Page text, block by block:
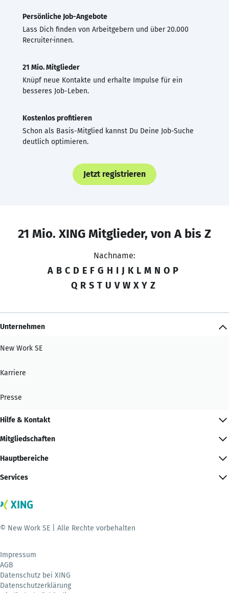
Persönliche Job-Angebote
Lass Dich finden von Arbeitgebern und über 20.000
Recruiter·innen.
21 Mio. Mitglieder
Knüpf neue Kontakte und erhalte Impulse für ein
besseres Job-Leben.
Kostenlos profitieren
Schon als Basis-Mitglied kannst Du Deine Job-Suche
deutlich optimieren.
Jetzt registrieren
21 Mio. XING Mitglieder, von A bis Z
Nachname:
A B C D E F G H I J K L M N O P
Q R S T U V W X Y Z
Unternehmen
New Work SE
Karriere
Presse
Hilfe & Kontakt
Mitgliedschaften
Hauptbereiche
Services
© New Work SE | Alle Rechte vorbehalten
Impressum
AGB
Datenschutz bei XING
Datenschutzerklärung